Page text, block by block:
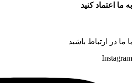
به ما اعتماد کنید
با ما در ارتباط باشید
Instagram